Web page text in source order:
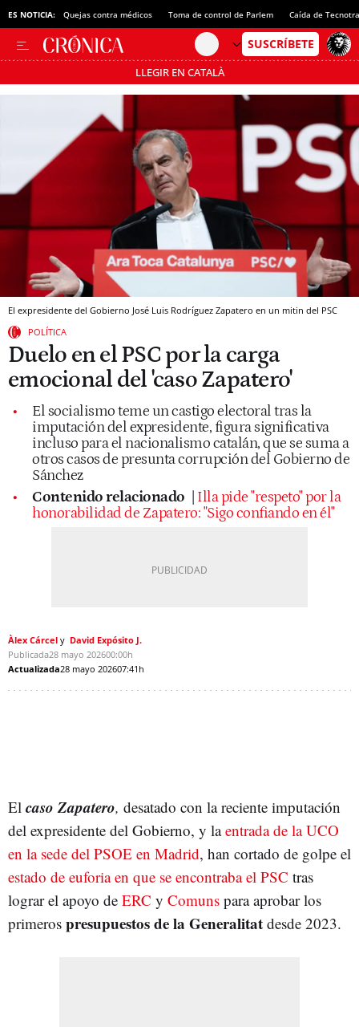
ES NOTICIA: Quejas contra médicos Toma de control de Parlem Caída de
LLEGIR EN CATALÀ
Pásate al MODO AHORRO
El expresidente del Gobierno José Luis Rodríguez Zapatero en un mitin del PSC
POLÍTICA
Duelo en el PSC por la carga
emocional del 'caso Zapatero'
El socialismo teme un castigo electoral tras la
imputación del expresidente, figura significativa
incluso para el nacionalismo catalán, que se suma a
otros casos de presunta corrupción del Gobierno de
Sánchez
Contenido relacionado
Illa pide "respeto" por la
honorabilidad de Zapatero: "Sigo confiando en él"
Àlex Cárcel
David Expósito J.
Publicada28 mayo 202600:00h
Actualizada28 mayo 202607:41h
El caso Zapatero, desatado con la reciente imputación
del expresidente del Gobierno, y laentrada de la UCO
en la sede del PSOE en Madrid, han cortado de golpe el
estado de euforia en que se encontraba el PSC tras
lograr el apoyo de ERC y Comuns para aprobar los
primeros presupuestos de la Generalitat desde 2023.